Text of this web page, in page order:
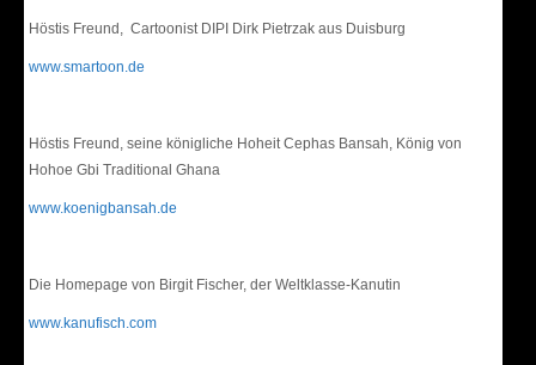
Höstis Freund, Cartoonist DIPI Dirk Pietrzak aus Duisburg
www.smartoon.de
Höstis Freund, seine königliche Hoheit Cephas Bansah, König von
Hohoe Gbi Traditional Ghana
www.koenigbansah.de
Die Homepage von Birgit Fischer, der Weltklasse-Kanutin
www.kanufisch.com